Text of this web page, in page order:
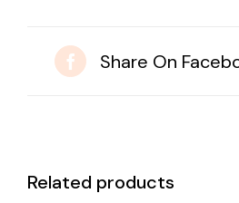
Share On
Related products